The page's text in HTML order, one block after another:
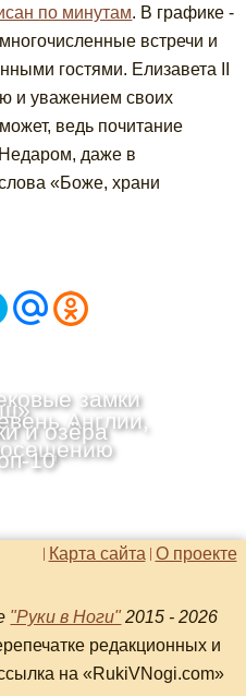
по минутам. В графике -
встречи и
гостями. Елизавета II
и уважением своих
ведь почитание
даже в
«Боже, храни
замки
Англии,
и озёра
10
О проекте
Карта сайта
"Руки в Ноги" 2015 - 2026
редакционных и
на «RukiVNogi.com»